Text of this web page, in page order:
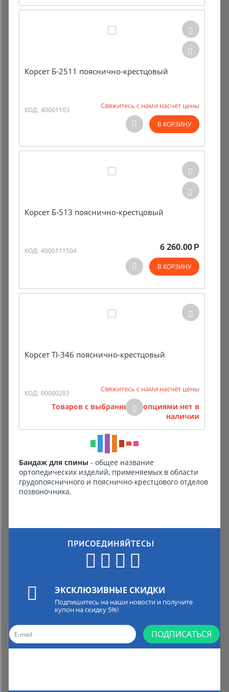
Корсет Б-2511 пояснично-крестцовый
КОД: 40001103 Свяжитесь с нами насчёт цены
В КОРЗИНУ
Корсет Б-513 пояснично-крестцовый
КОД: 4000111504 6 260.00 Р
В КОРЗИНУ
Корсет TI-346 пояснично-крестцовый
КОД: 00000283 Свяжитесь с нами насчёт цены
Товаров с выбранными опциями нет в
наличии
Бандаж для спины - общее название
ортопедических изделий, применяемых в области
грудопоясничного и пояснично-крестцового отделов
позвоночника.
ПРИСОЕДИНЯЙТЕСЬ!
ЭКСКЛЮЗИВНЫЕ СКИДКИ
Подпишитесь на наши новости и получите
купон на скидку 5%!
ПОДПИСАТЬСЯ